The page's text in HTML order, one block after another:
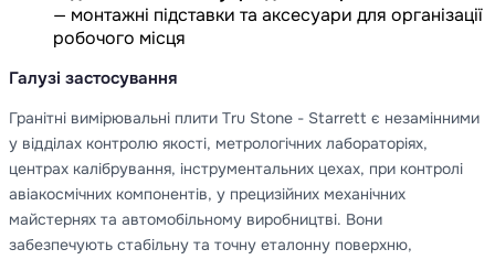
— монтажні підставки та аксесуари для організації
робочого місця
Галузі застосування
Гранітні вимірювальні плити Tru Stone - Starrett є незамінними
у відділах контролю якості, метрологічних лабораторіях,
центрах калібрування, інструментальних цехах, при контролі
авіакосмічних компонентів, у прецизійних механічних
майстернях та автомобільному виробництві. Вони
забезпечують стабільну та точну еталонну поверхню,